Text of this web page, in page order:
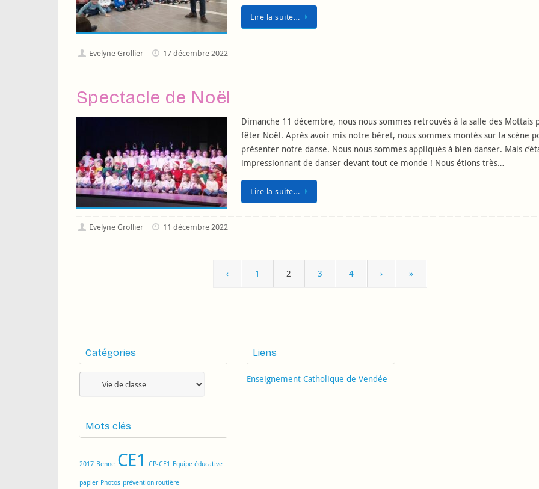
Lire la suite…
Evelyne Grollier 17 décembre 2022
Spectacle de Noël
Dimanche 11 décembre, nous nous sommes retrouvés à la salle des Mottais
fêter Noël. Après avoir mis notre béret, nous sommes montés sur la scène
présenter notre danse. Nous nous sommes appliqués à bien danser. Mais
impressionnant de danser devant tout ce monde ! Nous étions très…
Lire la suite…
Evelyne Grollier 11 décembre 2022
‹ 1 2 3 4 › »
Catégories
Mots clés
2017 Benne CE1 CP-CE1 Equipe éducative
papier Photos prévention routière
Liens
Enseignement Catholique de Vendée